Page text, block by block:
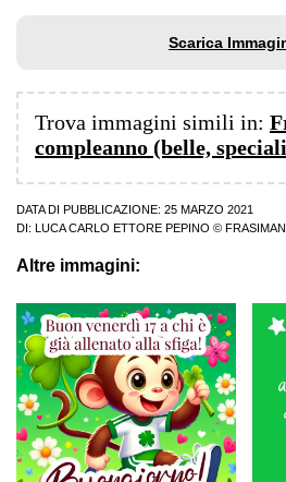
Scarica
Trova immagini simili in:
compleanno (belle,
DATA DI PUBBLICAZIONE: 25 MARZO 2021
DI:
LUCA CARLO ETTORE PEPINO ©
Altre immagini: